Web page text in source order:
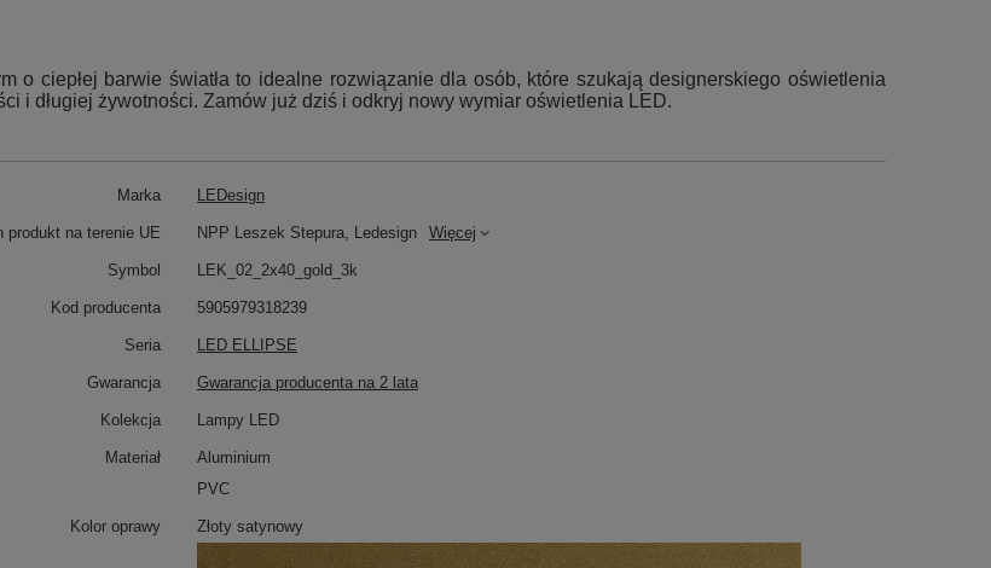
o ciepłej barwie światła to idealne rozwiązanie dla osób, które szukają designerskiego oświetlenia
i długiej żywotności. Zamów już dziś i odkryj nowy wymiar oświetlenia LED.
Marka LEDesign
produkt na terenie UE NPP Leszek Stepura, Ledesign Więcej
Symbol LEK_02_2x40_gold_3k
Kod producenta 5905979318239
Seria LED ELLIPSE
Gwarancja Gwarancja producenta na 2 lata
Kolekcja Lampy LED
Materiał
Aluminium
PVC
Kolor oprawy Złoty satynowy